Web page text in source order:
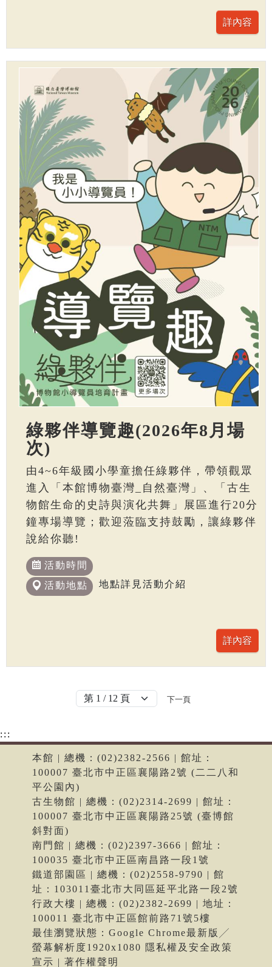
綠夥伴導覽趣(2026年8月場
次)
由4~6年級國小學童擔任綠夥伴，帶領觀眾
進入「本館博物臺灣_自然臺灣」、「古生
物館生命的史詩與演化共舞」展區進行20分
鐘專場導覽；歡迎蒞臨支持鼓勵，讓綠夥伴
說給你聽!
活動時間
活動地點
地點詳見活動介紹
下一頁
:::
本館 | 總機：(02)2382-2566 | 館址：
100007 臺北市中正區襄陽路2號 (二二八和
平公園內)
古生物館 | 總機：(02)2314-2699 | 館址：
100007 臺北市中正區襄陽路25號 (臺博館
斜對面)
南門館 | 總機：(02)2397-3666 | 館址：
100035 臺北市中正區南昌路一段1號
鐵道部園區 | 總機：(02)2558-9790 | 館
址：103011臺北市大同區延平北路一段2號
行政大樓 | 總機：(02)2382-2699 | 地址：
100011 臺北市中正區館前路71號5樓
最佳瀏覽狀態：Google Chrome最新版╱
螢幕解析度1920x1080 隱私權及安全政策
宣示 | 著作權聲明